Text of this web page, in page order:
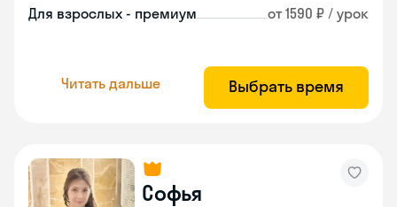
Для взрослых - премиум от 1590 ₽ / урок
Читать дальше Выбрать время
Софья